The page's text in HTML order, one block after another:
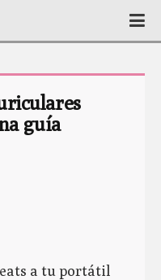
guía
a tu portátil